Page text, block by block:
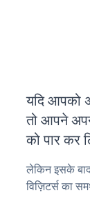
यदि आपको
तो आपने
को पार कर
लेकिन इसके
विज़िटर्स का